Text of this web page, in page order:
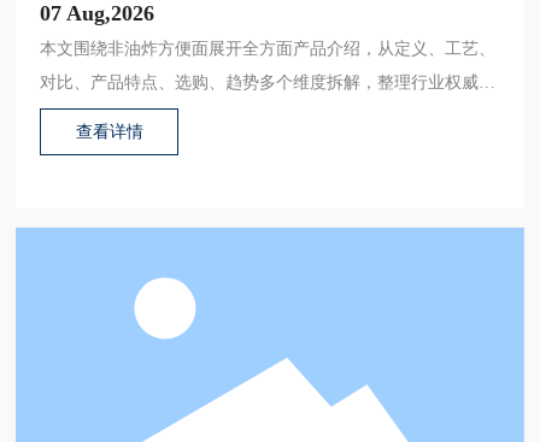
品专业生产厂家深度解析
07 Aug,2026
本文围绕非油炸方便面展开全方面产品介绍，从定义、工艺、
对比、产品特点、选购、趋势多个维度拆解，整理行业权威对
比数据，解答消费者和采购商的常见疑问，由深耕非油炸领域
查看详情